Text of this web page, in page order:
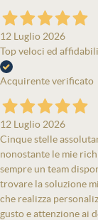
12 Luglio 2026
Top veloci ed affidabili
Acquirente verificato
12 Luglio 2026
Cinque stelle
nonostante le mie
sempre un team
trovare la soluzione
che realizza
gusto e attenzione ai